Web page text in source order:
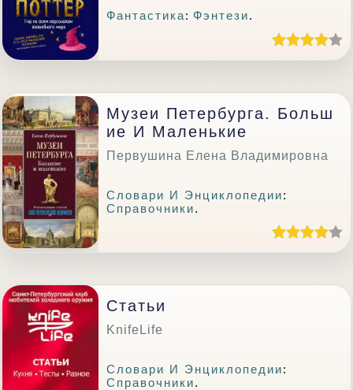
Фантастика: Фэнтези.
Музеи Петербурга. Больш
Ие И Маленькие
Первушина Елена Владимировна
Словари И Энциклопедии:
Справочники.
Статьи
KnifeLife
Словари И Энциклопедии:
Справочники.